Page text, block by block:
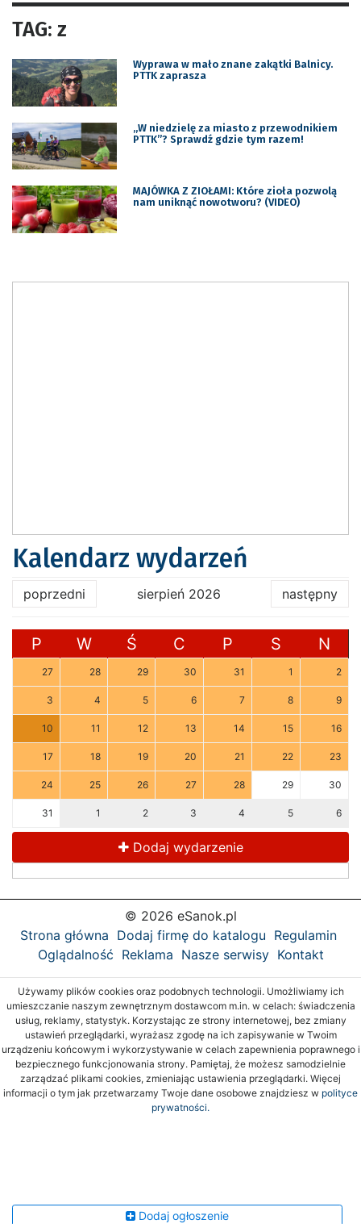
TAG: z
Wyprawa w mało znane zakątki Balnicy.
PTTK zaprasza
„W niedzielę za miasto z przewodnikiem
PTTK”? Sprawdź gdzie tym razem!
MAJÓWKA Z ZIOŁAMI: Które zioła pozwolą
nam uniknąć nowotworu? (VIDEO)
Kalendarz wydarzeń
poprzedni sierpień 2026 następny
P W Ś C P S N
27 28 29 30 31 1 2
3 4 5 6 7 8 9
10 11 12 13 14 15 16
17 18 19 20 21 22 23
24 25 26 27 28 29 30
31 1 2 3 4 5 6
Dodaj wydarzenie
© 2026 eSanok.pl
Strona główna Dodaj firmę do katalogu Regulamin
Oglądalność Reklama Nasze serwisy Kontakt
Używamy plików cookies oraz podobnych technologii. Umożliwiamy ich
umieszczanie naszym zewnętrznym dostawcom m.in. w celach: świadczenia
usług, reklamy, statystyk. Korzystając ze strony internetowej, bez zmiany
ustawień przeglądarki, wyrażasz zgodę na ich zapisywanie w Twoim
urządzeniu końcowym i wykorzystywanie w celach zapewnienia poprawnego i
bezpiecznego funkcjonowania strony. Pamiętaj, że możesz samodzielnie
zarządzać plikami cookies, zmieniając ustawienia przeglądarki. Więcej
informacji o tym jak przetwarzamy Twoje dane osobowe znajdziesz w polityce
prywatności.
Dodaj ogłoszenie